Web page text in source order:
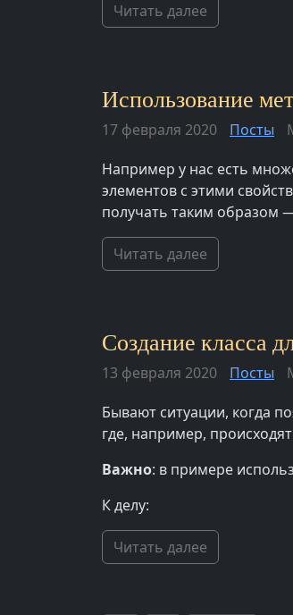
Читать далее
Использование
17 февраля 2020 Посты
Например у нас есть
элементов с этими
получать таким образом
Читать далее
Создание класса
13 февраля 2020 Посты
Бывают ситуации, когда
где, например,
Важно: в примере
К делу:
Читать далее